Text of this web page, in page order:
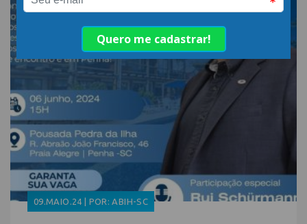
09.MAIO.24 | POR: ABIH-SC